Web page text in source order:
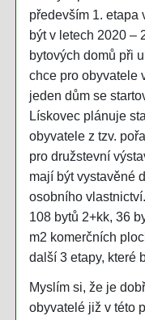
především 1. etapa
být v letech 2020 –
bytových domů při
chce pro obyvatele
jeden dům se
Lískovec plánuje
obyvatele z tzv.
pro družstevní
mají být vystavěné
osobního
108 bytů 2+kk, 36
m2 komerčních
další 3 etapy, které
Myslím si, že je
obyvatelé již v této